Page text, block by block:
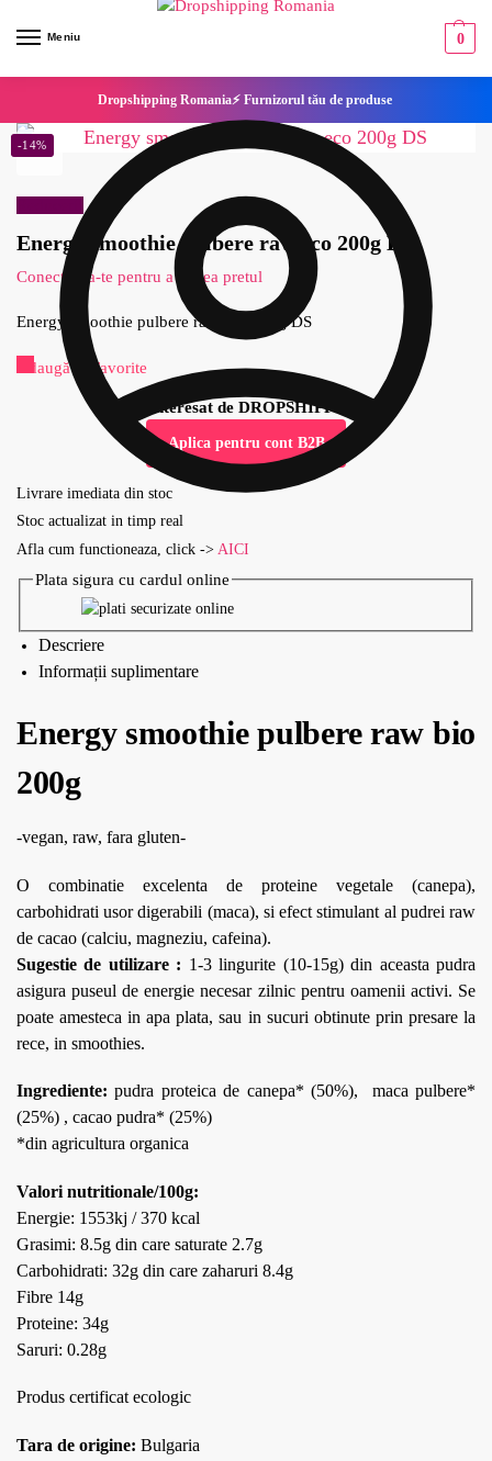
Meniu 0
Dropshipping Romania⚡ Furnizorul tău de produse
Energy smoothie pulbere raw eco 200g DS
Conecteaza-te pentru a vedea pretul
-14%
Energy smoothie pulbere raw eco 200g DS
Adaugă la Favorite
Esti interesat de DROPSHIPPING?
Aplica pentru cont B2B
Livrare imediata din stoc
Stoc actualizat in timp real
Afla cum functioneaza, click -> AICI
Plata sigura cu cardul online
Descriere
Informații suplimentare
Energy smoothie pulbere raw bio
200g
-vegan, raw, fara gluten-
O combinatie excelenta de proteine vegetale (canepa),
carbohidrati usor digerabili (maca), si efect stimulant al pudrei raw
de cacao (calciu, magneziu, cafeina).
Sugestie de utilizare : 1-3 lingurite (10-15g) din aceasta pudra
asigura puseul de energie necesar zilnic pentru oamenii activi. Se
poate amesteca in apa plata, sau in sucuri obtinute prin presare la
rece, in smoothies.
Ingrediente:pudra proteica de canepa* (50%), maca pulbere*
(25%) , cacao pudra* (25%)
*din agricultura organica
Valori nutritionale/100g:
Energie: 1553kj / 370 kcal
Grasimi: 8.5g din care saturate 2.7g
Carbohidrati: 32g din care zaharuri 8.4g
Fibre 14g
Proteine: 34g
Saruri: 0.28g
Produs certificat ecologic
Tara de origine: Bulgaria